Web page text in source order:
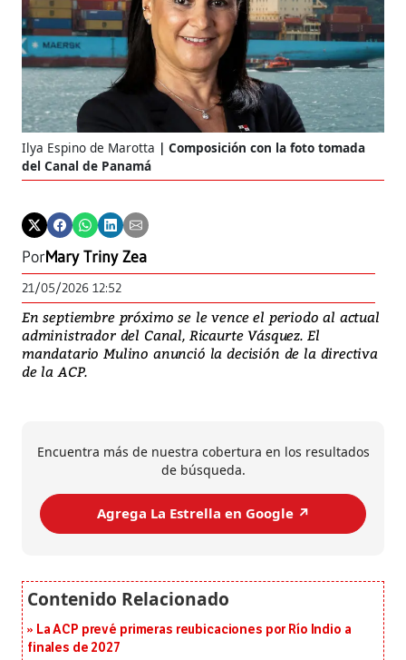
Ilya Espino de Marotta
Composición con la foto tomada
del Canal de Panamá
PorMary Triny Zea
21/05/2026 12:52
En septiembre próximo se le vence el periodo al actual
administrador del Canal, Ricaurte Vásquez. El
mandatario Mulino anunció la decisión de la directiva
de la ACP.
Encuentra más de nuestra cobertura en los resultados
de búsqueda.
Agrega La Estrella en Google ↗️
La ACP prevé primeras reubicaciones por Río Indio a
finales de 2027